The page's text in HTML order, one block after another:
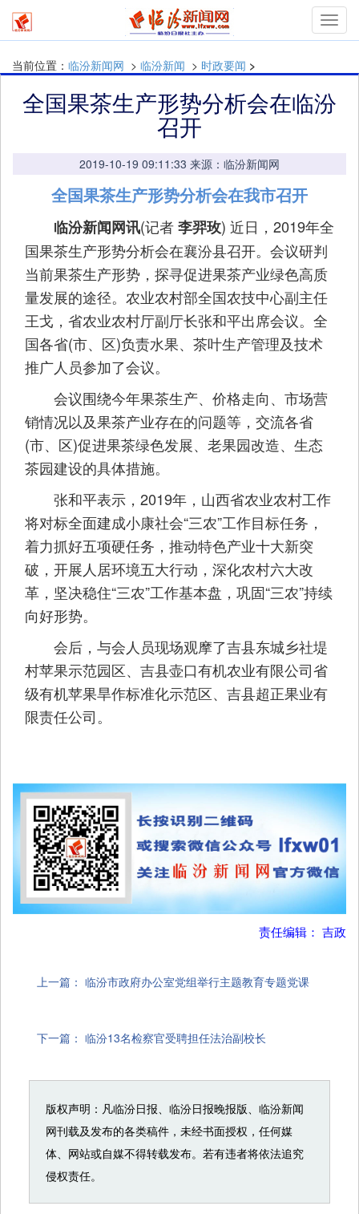
当前位置： 临汾新闻网 > 临汾新闻 > 时政要闻 >
全国果茶生产形势分析会在临汾
召开
2019-10-19 09:11:33 来源：临汾新闻网
全国果茶生产形势分析会在我市召开
临汾新闻网讯(记者李羿玫) 近日，2019年全
国果茶生产形势分析会在襄汾县召开。会议研判
当前果茶生产形势，探寻促进果茶产业绿色高质
量发展的途径。农业农村部全国农技中心副主任
王戈，省农业农村厅副厅长张和平出席会议。全
国各省(市、区)负责水果、茶叶生产管理及技术
推广人员参加了会议。
会议围绕今年果茶生产、价格走向、市场营
销情况以及果茶产业存在的问题等，交流各省
(市、区)促进果茶绿色发展、老果园改造、生态
茶园建设的具体措施。
张和平表示，2019年，山西省农业农村工作
将对标全面建成小康社会“三农”工作目标任务，
着力抓好五项硬任务，推动特色产业十大新突
破，开展人居环境五大行动，深化农村六大改
革，坚决稳住“三农”工作基本盘，巩固“三农”持续
向好形势。
会后，与会人员现场观摩了吉县东城乡社堤
村苹果示范园区、吉县壶口有机农业有限公司省
级有机苹果旱作标准化示范区、吉县超正果业有
限责任公司。
责任编辑： 吉政
上一篇： 临汾市政府办公室党组举行主题教育专题党课
下一篇： 临汾13名检察官受聘担任法治副校长
版权声明：凡临汾日报、临汾日报晚报版、临汾新闻
网刊载及发布的各类稿件，未经书面授权，任何媒
体、网站或自媒不得转载发布。若有违者将依法追究
侵权责任。